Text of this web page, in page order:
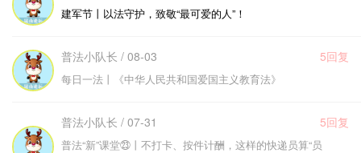
建军节丨以法守护，致敬“最可爱的人”！
普法小队长 / 08-03 5回复
每日一法丨《中华人民共和国爱国主义教育法》
普法小队长 / 07-31 5回复
普法“新”课堂㉓丨不打卡、按件计酬，这样的快递员算“员